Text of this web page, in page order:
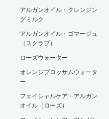
アルガンオイル・クレンジン
グミルク
アルガンオイル・ゴマージュ
（スクラブ）
ローズウォーター
オレンジブロッサムウォータ
ー
フェイシャルケア・アルガン
オイル（ローズ）